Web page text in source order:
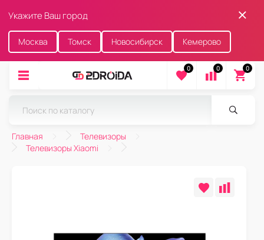
Укажите Ваш город
Москва Томск Новосибирск Кемерово
0 0 0
Главная
Телевизоры
Телевизоры Xiaomi